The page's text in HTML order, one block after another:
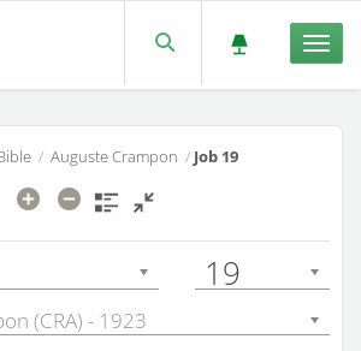
/Auguste Crampon / Job 19
19
(CRA) - 1923